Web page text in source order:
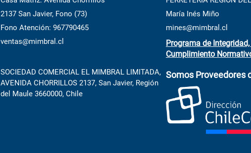
2137 San Javier, Fono (73)
Fono Atención: 967790465
ventas@mimbral.cl
SOCIEDAD COMERCIAL EL MIMBRAL LIMITADA,
AVENIDA CHORRILLOS 2137, San Javier, Región
del Maule 3660000, Chile
María Inés Miño
mines@mimbral.cl
Programa de
Cumplimiento
Somos Proveedores